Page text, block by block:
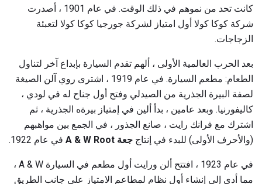
كانت تحد من نموهم في ذلك الوقت. في عام 1901 ، أصدرت
شركة كوكا كولا أول امتياز لشركة جورجيا كوكا كولا لتعبئة
الزجاجات.
بعد الحرب العالمية الأولى ، ألهم تقدم السيارة بإبداع آخر لتناول
الطعام: مطعم السيارة. في عام 1919 ، اشترى روي آلن الصيغة
لصفة البيرة الجذرية من الصيدلي وفتح أول جناح له في لودي ،
كاليفورنيا. وبعد عامين ، بدأ ألين في إمتياز بيرةه الجذرية ، ثم
اشترك مع فرانك رايت ، صانع الجذور ، في الجمع بين مواهبهم
(والأحرف الأولى) للبدء في إنتاج جعة A & W Root في عام 1922.
في عام 1923 ، افتتح ألن ورايت أول مطعم في السيارة A & W ،
مما أدى إلى إنشاء أول نظام لمطاعم الامتياز على جانب الطريق